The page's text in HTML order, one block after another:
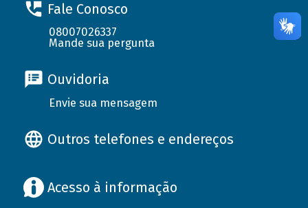
Fale Conosco
08007026337
Mande sua pergunta
Ouvidoria
Envie sua mensagem
Outros telefones e endereços
Acesso à informação